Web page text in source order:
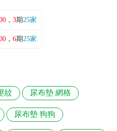
， 3期25家
， 6期25家
紋 尿布墊 網格
尿布墊 狗狗